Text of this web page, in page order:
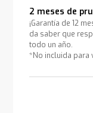
2 meses de
¡Garantía de 12
da saber que
todo un año.
*No incluida para